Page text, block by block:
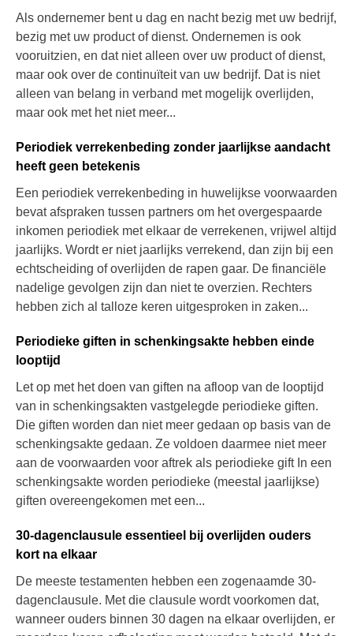
Als ondernemer bent u dag en nacht bezig met uw bedrijf,
bezig met uw product of dienst. Ondernemen is ook
vooruitzien, en dat niet alleen over uw product of dienst,
maar ook over de continuïteit van uw bedrijf. Dat is niet
alleen van belang in verband met mogelijk overlijden,
maar ook met het niet meer...
Periodiek verrekenbeding zonder jaarlijkse aandacht
heeft geen betekenis
Een periodiek verrekenbeding in huwelijkse voorwaarden
bevat afspraken tussen partners om het overgespaarde
inkomen periodiek met elkaar de verrekenen, vrijwel altijd
jaarlijks. Wordt er niet jaarlijks verrekend, dan zijn bij een
echtscheiding of overlijden de rapen gaar. De financiële
nadelige gevolgen zijn dan niet te overzien. Rechters
hebben zich al talloze keren uitgesproken in zaken...
Periodieke giften in schenkingsakte hebben einde
looptijd
Let op met het doen van giften na afloop van de looptijd
van in schenkingsakten vastgelegde periodieke giften.
Die giften worden dan niet meer gedaan op basis van de
schenkingsakte gedaan. Ze voldoen daarmee niet meer
aan de voorwaarden voor aftrek als periodieke gift In een
schenkingsakte worden periodieke (meestal jaarlijkse)
giften overeengekomen met een...
30-dagenclausule essentieel bij overlijden ouders
kort na elkaar
De meeste testamenten hebben een zogenaamde 30-
dagenclausule. Met die clausule wordt voorkomen dat,
wanneer ouders binnen 30 dagen na elkaar overlijden, er